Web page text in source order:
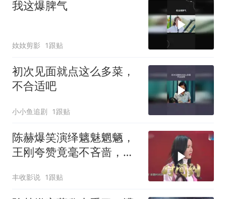
我这爆脾气
奻奻剪影 1跟贴
初次见面就点这么多菜，
不合适吧
小小鱼追剧 1跟贴
陈赫爆笑演绎魑魅魍魉，
王刚夸赞竟毫不吝啬，足
丰收影说 1跟贴